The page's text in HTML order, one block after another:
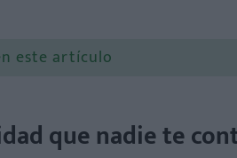
este artículo
que nadie te